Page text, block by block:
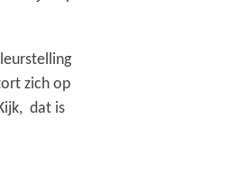
zich op
dat is